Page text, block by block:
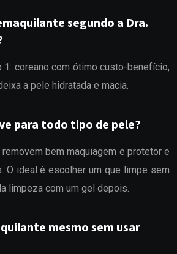
segundo a Dra.
1: coreano com ótimo custo-benefício,
a pele hidratada e macia.
para todo tipo de pele?
bem maquiagem e protetor e
O ideal é escolher um que limpe sem
limpeza com um gel depois.
mesmo sem usar